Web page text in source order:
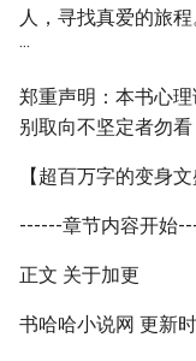
人，寻找真爱的旅
···
郑重声明：本书心
别取向不坚定者勿看
【超百万字的变身
------章节内容开始
正文 关于加更
书哈哈小说网 更新